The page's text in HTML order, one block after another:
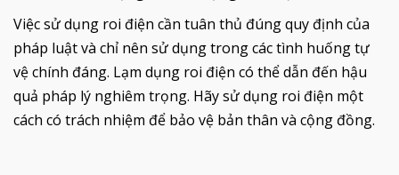
Việc sử dụng roi điện cần tuân thủ đúng quy định của
pháp luật và chỉ nên sử dụng trong các tình huống tự
vệ chính đáng. Lạm dụng roi điện có thể dẫn đến hậu
quả pháp lý nghiêm trọng. Hãy sử dụng roi điện một
cách có trách nhiệm để bảo vệ bản thân và cộng đồng.